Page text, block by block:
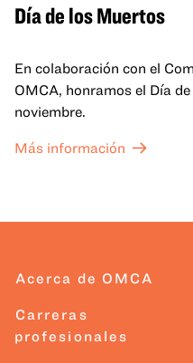
Día de los Muertos
En colaboración con el
OMCA, honramos el Día
noviembre.
Más información
Acerca de OMCA
Carreras
profesionales